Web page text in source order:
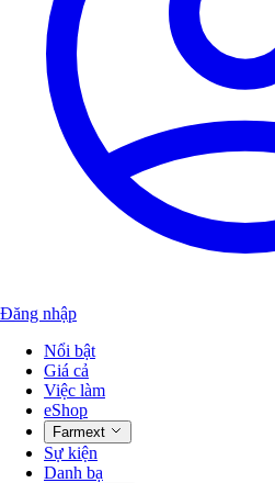
Đăng nhập
Nổi bật
Giá cả
Việc làm
eShop
Farmext
Sự kiện
Danh bạ